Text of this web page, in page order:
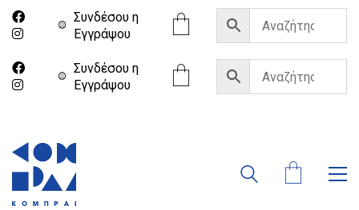
Συνδέσου η
Eγγράψου
Συνδέσου η
Eγγράψου